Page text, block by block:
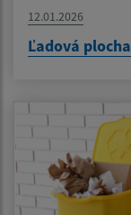
12.01.2026
Ľadová plocha